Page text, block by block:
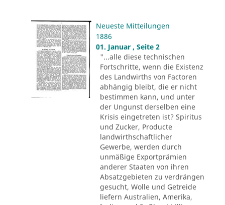
Neueste Mitteilungen
1886
01. Januar , Seite 2
"...alle diese technischen
Fortschritte, wenn die Existenz
des Landwirths von Factoren
abhängig bleibt, die er nicht
bestimmen kann, und unter
der Ungunst derselben eine
Krisis eingetreten ist? Spiritus
und Zucker, Producte
landwirthschaftlicher
Gewerbe, werden durch
unmäßige Exportprämien
anderer Staaten von ihren
Absatzgebieten zu verdrängen
gesucht, Wolle und Getreide
liefern Australien, Amerika,